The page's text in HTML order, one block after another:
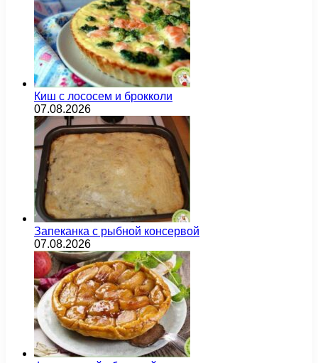
Киш с лососем и брокколи
07.08.2026
Запеканка с рыбной консервой
07.08.2026